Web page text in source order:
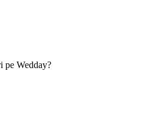
pe Wedday?